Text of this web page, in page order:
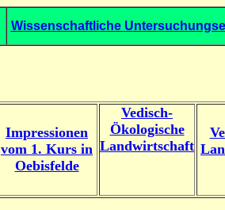
Wissenschaftliche
Impressionen
vom 1. Kurs in
Oebisfelde
Vedisch-
Ökologische
Landwirtschaft